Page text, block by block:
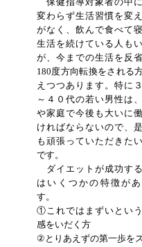
変わらず生活習慣を変
がなく、飲んで食べて
生活を続けている人も
が、今までの生活を反省
180度方向転換をされる
えつつあります。特に
～４０代の若い男性は
や家庭で今後も大いに
ければならないので、
も頑張っていただきた
です。
ダイエットが成功す
はいくつかの特徴があ
す。
①これではまずいとい
感をいだく方
②とりあえずの第一歩を